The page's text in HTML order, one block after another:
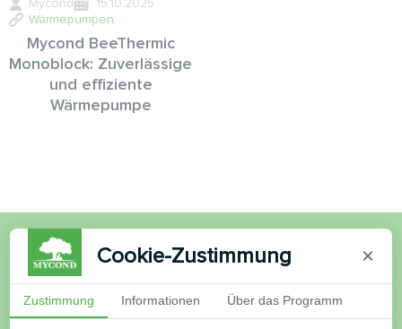
Mycond
15.10.2025
Wärmepumpen
Mycond BeeThermic
Monoblock: Zuverlässige
und effiziente
Wärmepumpe
Möchten Sie kaufen oder
haben Sie Fragen?
Cookie-Zustimmung ×
Zustimmung Informationen Über das Programm